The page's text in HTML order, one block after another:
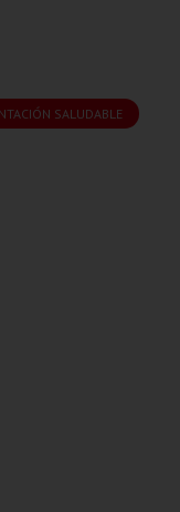
SALUDABLE